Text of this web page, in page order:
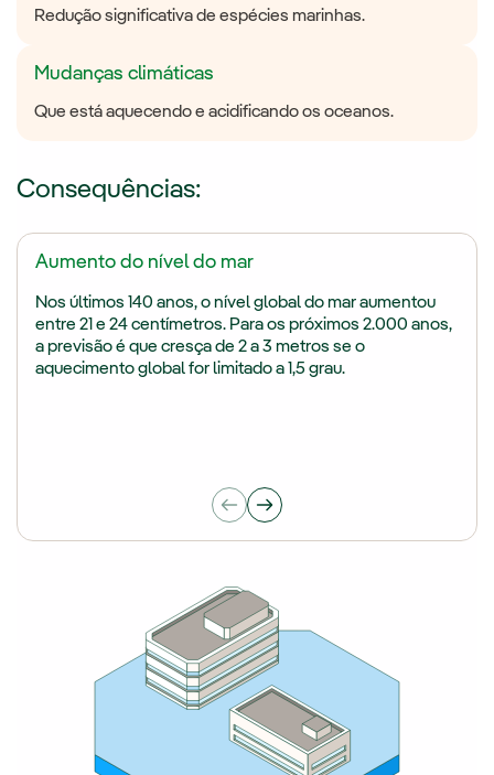
Redução significativa de espécies marinhas.
Mudanças climáticas
Que está aquecendo e acidificando os oceanos.
Consequências:
Aumento do nível do mar
Nos últimos 140 anos, o nível global do mar aumentou
entre 21 e 24 centímetros. Para os próximos 2.000 anos,
a previsão é que cresça de 2 a 3 metros se o
aquecimento global for limitado a 1,5 grau.